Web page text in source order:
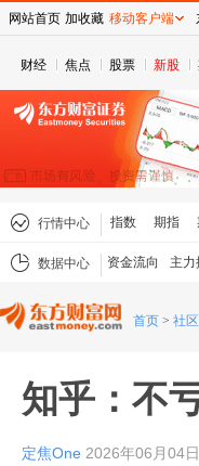
财经 焦点 股票 新股
行情中心 指数 期指
数据中心 资金流向 主力
首页 > 社区
知乎：不
定焦One 2026年06月04
网站首页 加收藏 移动客户端